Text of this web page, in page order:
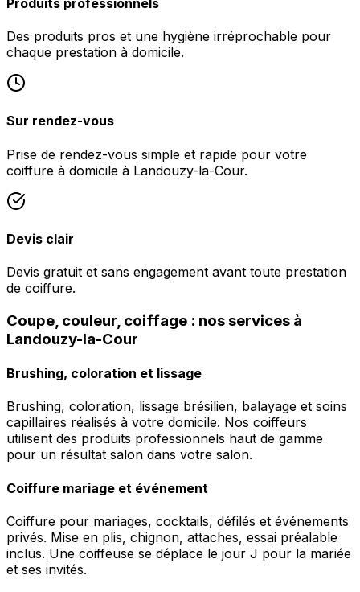
Des produits pros et une hygiène irréprochable pour
chaque prestation à domicile.
Sur rendez-vous
Prise de rendez-vous simple et rapide pour votre
coiffure à domicile à Landouzy-la-Cour.
Devis clair
Devis gratuit et sans engagement avant toute prestation
de coiffure.
Coupe, couleur, coiffage : nos services à
Landouzy-la-Cour
Brushing, coloration et lissage
Brushing, coloration, lissage brésilien, balayage et soins
capillaires réalisés à votre domicile. Nos coiffeurs
utilisent des produits professionnels haut de gamme
pour un résultat salon dans votre salon.
Coiffure mariage et événement
Coiffure pour mariages, cocktails, défilés et événements
privés. Mise en plis, chignon, attaches, essai préalable
inclus. Une coiffeuse se déplace le jour J pour la mariée
et ses invités.